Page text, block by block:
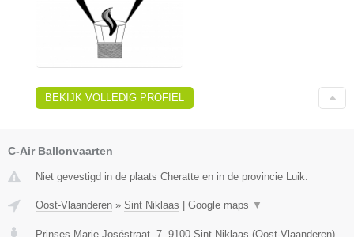
BEKIJK VOLLEDIG PROFIEL
C-Air Ballonvaarten
Niet gevestigd in de plaats Cheratte en in de provincie Luik.
Oost-Vlaanderen » Sint Niklaas Google maps ▼
Prinses Marie Joséstraat, 7, 9100 Sint Niklaas (Oost-Vlaanderen)